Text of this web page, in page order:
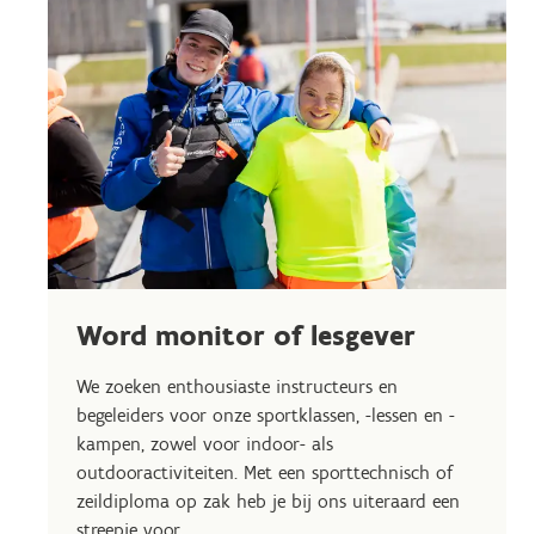
Word monitor of lesgever
We zoeken enthousiaste instructeurs en
begeleiders voor onze sportklassen, -lessen en -
kampen, zowel voor indoor- als
outdooractiviteiten. Met een sporttechnisch of
zeildiploma op zak heb je bij ons uiteraard een